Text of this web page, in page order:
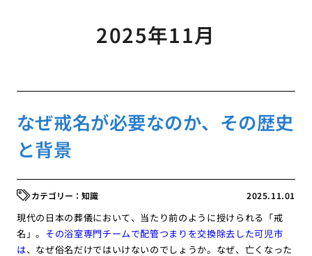
2025年11月
なぜ戒名が必要なのか、その歴史
と背景
2025.11.01
知識
現代の日本の葬儀において、当たり前のように授けられる「戒
名」。 その浴室専門チームで配管つまりを交換除去した可児市
は、なぜ俗名だけではいけないのでしょうか。なぜ、亡くなった